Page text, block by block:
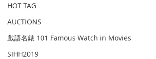
HOT TAG
AUCTIONS
戲語名錶 101 Famous Watch in Movies
SIHH2019